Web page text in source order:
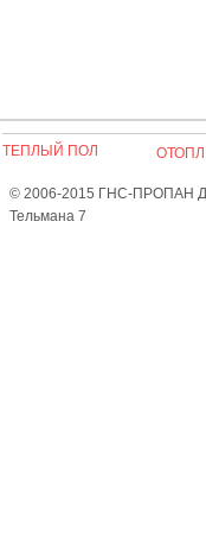
ТЕПЛЫЙ ПОЛ
© 2006-2015 ГНС-ПРОПАН
Тельмана 7